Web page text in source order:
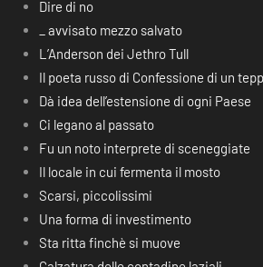
Dire di no
_ avvisato mezzo salvato
L’Anderson dei Jethro Tull
Il poeta russo di Confessione di un
Dà idea dell’estensione di ogni Paese
Ci legano al passato
Fu un noto interprete di sceneggiate
Il locale in cui fermenta il mosto
Scarsi, piccolissimi
Una forma di investimento
Sta ritta finchè si muove